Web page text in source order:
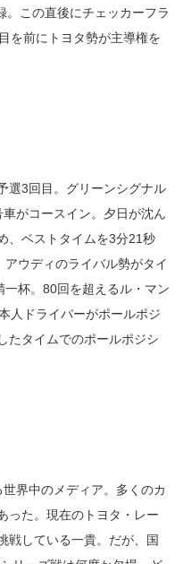
この直後にチェッカーフラ
を前にトヨタ勢が主導権を
選3回目。グリーンシグナル
がコースイン。夕日が沈ん
、ベストタイムを3分21秒
ウディのライバル勢がタイ
杯。80回を超えるル・マン
人ドライバーがポールポジ
たタイムでのポールポジシ
界中のメディア。多くのカ
った。現在のトヨタ・レー
戦している一貴。だが、国